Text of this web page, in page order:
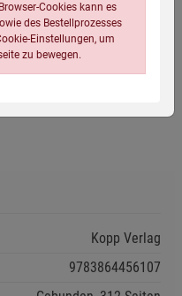
großartigen Überblick
Adaptogene sind.
Man mag
Kopp Verlag
9783864456107
Cookies kann es
des Bestellprozesses
Einstellungen, um
zu bewegen.